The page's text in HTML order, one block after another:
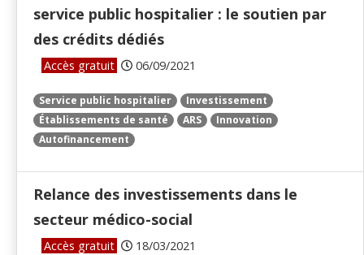
service public hospitalier : le soutien par
des crédits dédiés
Accès gratuit 06/09/2021
Service public hospitalier
Investissement
Établissements de santé
ARS
Innovation
Autofinancement
Relance des investissements dans le
secteur médico-social
Accès gratuit 18/03/2021